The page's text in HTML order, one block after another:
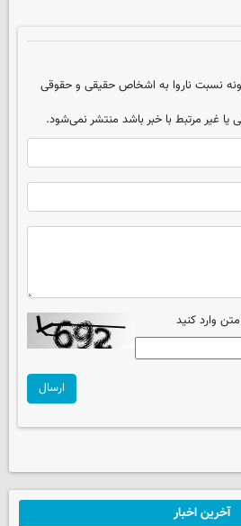
نسبت ناروا به اشخاص حقیقی و حقوقی
یا غیر مرتبط با خبر باشد منتشر نمی‌شود.
وارد کنید
ارسال
آخرین اخبار